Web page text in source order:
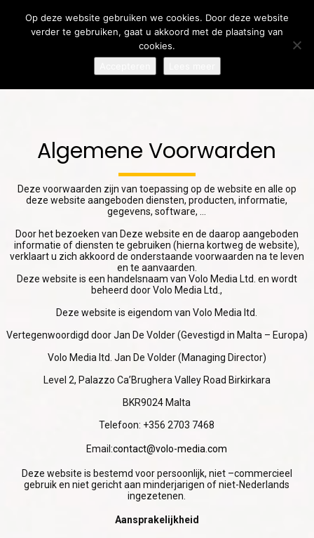
LOKALISATIE OF
VERTALING:
WAAROM BEIDE
ONMISBAAR ZIJN
VOOR
INTERNATIONAAL
COMMUNICATIE:
DUIDELIJKE
VERTALINGEN
BELANGRIJKER
ZIJN DAN OOIT
MEERTALIGE
KLANTENSERVICE:
BIJ
INTERNATIONALE
24
JULY
LOKALISATIE OF
VERTALING:
WAAROM HET
BELANGRIJK IS
SUCCES
17
JULY
2026
EEN TEKST
VERTALEN ZONDER
DE
OORSPRONKELIJKE
BETEKENIS TE
VERLIEZEN
Algemene Voorwarden
Deze voorwaarden zijn van toepassing op de website en alle op
deze website aangeboden diensten, producten, informatie,
gegevens, software, …
Door het bezoeken van Deze website en de daarop aangeboden
informatie of diensten te gebruiken (hierna kortweg de website),
verklaart u zich akkoord de onderstaande voorwaarden na te leven
en te aanvaarden.
Deze website is een handelsnaam van Volo Media Ltd. en wordt
beheerd door Volo Media Ltd.,
Deze website is eigendom van Volo Media ltd.
Vertegenwoordigd door Jan De Volder (Gevestigd in Malta – Europa)
Volo Media ltd. Jan De Volder (Managing Director)
Level 2, Palazzo Ca’Brughera Valley Road Birkirkara
BKR9024 Malta
Telefoon: +356 2703 7468
Email:contact@volo-media.com
Deze website is bestemd voor persoonlijk, niet –commercieel
gebruik en niet gericht aan minderjarigen of niet-Nederlands
ingezetenen.
Aansprakelijkheid
Op deze website gebruiken we cookies. Door deze website
verder te gebruiken, gaat u akkoord met de plaatsing van
cookies.